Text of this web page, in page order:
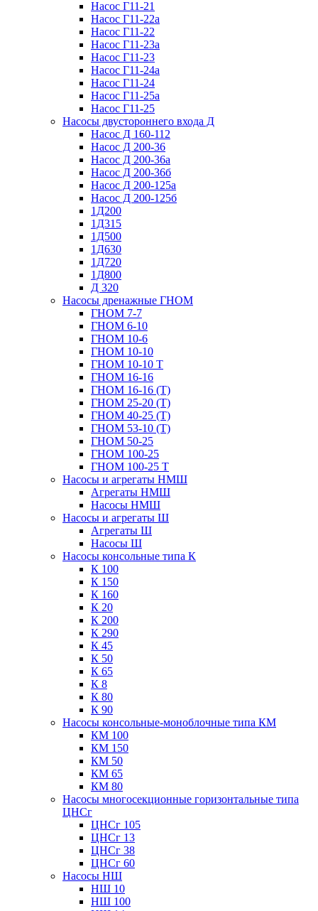
Насос Г11-21
Насос Г11-22а
Насос Г11-22
Насос Г11-23а
Насос Г11-23
Насос Г11-24а
Насос Г11-24
Насос Г11-25а
Насос Г11-25
Насосы двустороннего входа Д
Насос Д 160-112
Насос Д 200-36
Насос Д 200-36а
Насос Д 200-36б
Насос Д 200-125а
Насос Д 200-125б
1Д200
1Д315
1Д500
1Д630
1Д720
1Д800
Д 320
Насосы дренажные ГНОМ
ГНОМ 7-7
ГНОМ 6-10
ГНОМ 10-6
ГНОМ 10-10
ГНОМ 10-10 Т
ГНОМ 16-16
ГНОМ 16-16 (Т)
ГНОМ 25-20 (Т)
ГНОМ 40-25 (Т)
ГНОМ 53-10 (Т)
ГНОМ 50-25
ГНОМ 100-25
ГНОМ 100-25 Т
Насосы и агрегаты НМШ
Агрегаты НМШ
Насосы НМШ
Насосы и агрегаты Ш
Агрегаты Ш
Насосы Ш
Насосы консольные типа К
К 100
К 150
К 160
К 20
К 200
К 290
К 45
К 50
К 65
К 8
К 80
К 90
Насосы консольные-моноблочные типа КМ
КМ 100
КМ 150
КМ 50
КМ 65
КМ 80
Насосы многосекционные горизонтальные типа
ЦНСг
ЦНСг 105
ЦНСг 13
ЦНСг 38
ЦНСг 60
Насосы НШ
НШ 10
НШ 100